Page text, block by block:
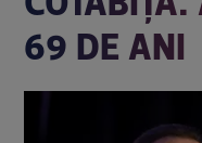
69 DE ANI